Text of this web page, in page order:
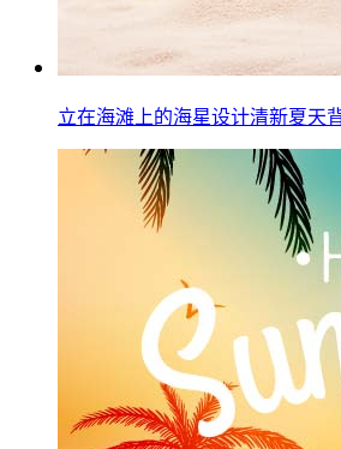
立在海滩上的海星设计清新夏天